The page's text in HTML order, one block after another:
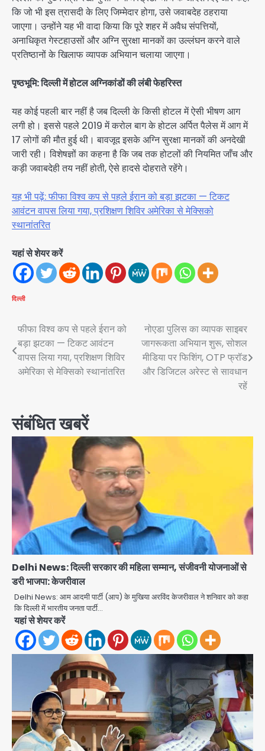
कि जो भी इस त्रासदी के लिए जिम्मेदार होगा, उसे जवाबदेह ठहराया
जाएगा। उन्होंने यह भी वादा किया कि पूरे शहर में अवैध संपत्तियों,
अनाधिकृत गेस्टहाउसों और अग्नि सुरक्षा मानकों का उल्लंघन करने वाले
प्रतिष्ठानों के खिलाफ व्यापक अभियान चलाया जाएगा।
पृष्ठभूमि: दिल्ली में होटल अग्निकांडों की लंबी फेहरिस्त
यह कोई पहली बार नहीं है जब दिल्ली के किसी होटल में ऐसी भीषण आग
लगी हो। इससे पहले 2019 में करोल बाग के होटल अर्पित पैलेस में आग में
17 लोगों की मौत हुई थी। बावजूद इसके अग्नि सुरक्षा मानकों की अनदेखी
जारी रही। विशेषज्ञों का कहना है कि जब तक होटलों की नियमित जाँच और
कड़ी जवाबदेही तय नहीं होती, ऐसे हादसे दोहराते रहेंगे।
यह भी पढ़ें: फीफा विश्व कप से पहले ईरान को बड़ा झटका — टिकट
आवंटन वापस लिया गया, प्रशिक्षण शिविर अमेरिका से मेक्सिको
स्थानांतरित
यहां से शेयर करें
दिल्ली
Post
navigation
फीफा विश्व कप से पहले ईरान को
बड़ा झटका — टिकट आवंटन
वापस लिया गया, प्रशिक्षण शिविर
अमेरिका से मेक्सिको स्थानांतरित
नोएडा पुलिस का व्यापक साइबर
जागरूकता अभियान शुरू, सोशल
मीडिया पर फिशिंग, OTP फ्रॉड
और डिजिटल अरेस्ट से सावधान
रहें
संबंधित खबरें
Delhi News: दिल्ली सरकार की महिला सम्मान, संजीवनी योजनाओं से
डरी भाजपा: केजरीवाल
Delhi News: आम आदमी पार्टी (आप) के मुखिया अरविंद केजरीवाल ने शनिवार को कहा
कि दिल्ली में भारतीय जनता पार्टी…
यहां से शेयर करें
एंटी-बर्गलरी सेल की बड़ी कामयाबी, चोरी के
माल की खरीद-फरोख्त करने वाले गिरोह का
भंडाफोड़
Team JHJ
3
सरकारी भर्ती परीक्षाओं में नकल कराने वाले
अंतरराज्यीय गिरोह का भंडाफोड़, मास्टरमाइंड
समेत 7 गिरफ्तार
Team JHJ